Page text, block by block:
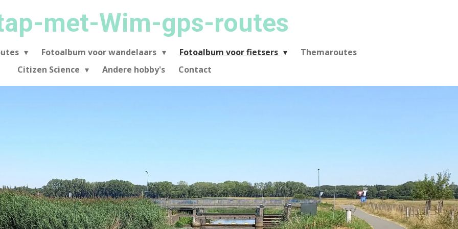
met-Wim-gps-routes
Fotoalbum voor wandelaars Fotoalbum voor fietsers
Themaroutes
Citizen Science
Andere hobby's Contact